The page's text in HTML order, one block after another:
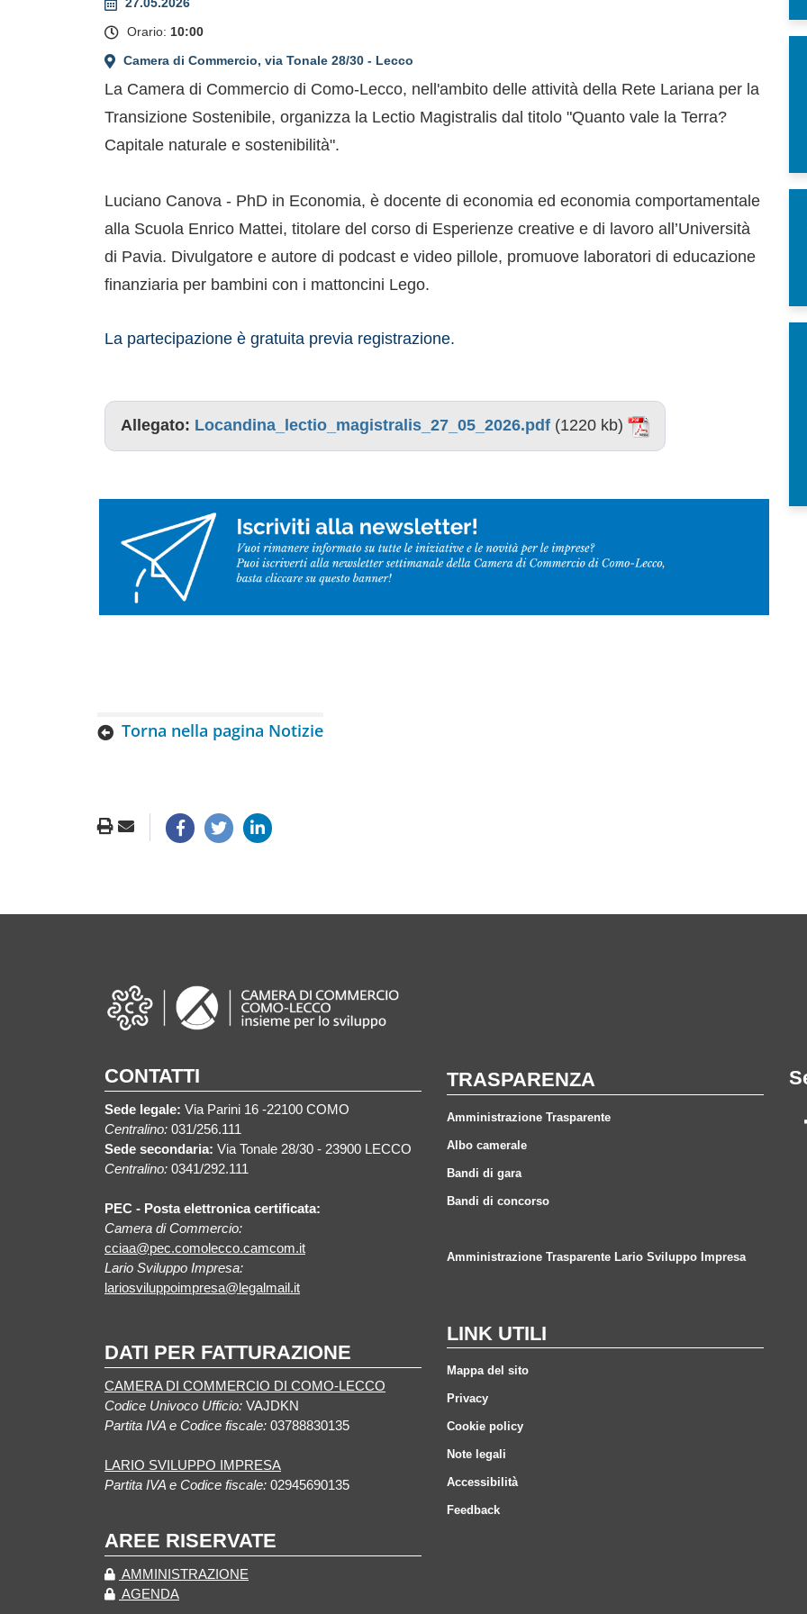
27.05.2026
Orario: 10:00
Camera di Commercio, via Tonale 28/30 - Lecco
La Camera di Commercio di Como-Lecco, nell'ambito delle attività della Rete Lariana per la
Transizione Sostenibile, organizza la Lectio Magistralis dal titolo "Quanto vale la Terra?
Capitale naturale e sostenibilità".
Luciano Canova - PhD in Economia, è docente di economia ed economia comportamentale
alla Scuola Enrico Mattei, titolare del corso di Esperienze creative e di lavoro all’Università
di Pavia. Divulgatore e autore di podcast e video pillole, promuove laboratori di educazione
finanziaria per bambini con i mattoncini Lego.
La partecipazione è gratuita previa registrazione.
Allegato: Locandina_lectio_magistralis_27_05_2026.pdf (1220 kb)
Torna nella pagina Notizie
CONTATTI
Sede legale: Via Parini 16 -22100 COMO
Centralino: 031/256.111
Sede secondaria: Via Tonale 28/30 - 23900 LECCO
Centralino: 0341/292.111
PEC - Posta elettronica certificata:
Camera di Commercio:
cciaa@pec.comolecco.camcom.it
Lario Sviluppo Impresa:
lariosviluppoimpresa@legalmail.it
DATI PER FATTURAZIONE
CAMERA DI COMMERCIO DI COMO-LECCO
Codice Univoco Ufficio: VAJDKN
Partita IVA e Codice fiscale: 03788830135
LARIO SVILUPPO IMPRESA
Partita IVA e Codice fiscale: 02945690135
AREE RISERVATE
AMMINISTRAZIONE
AGENDA
TRASPARENZA
Amministrazione Trasparente
Albo camerale
Bandi di gara
Bandi di concorso
Amministrazione Trasparente Lario Sviluppo Impresa
LINK UTILI
Mappa del sito
Privacy
Cookie policy
Note legali
Accessibilità
Feedback